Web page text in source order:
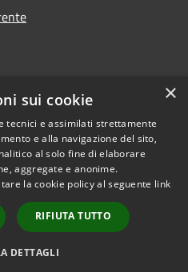
Copyright © 2026 • Provincia
del Sulcis Iglesiente • Powered
byMunicipium
Accesso
redazione
×
sui cookie
tecnici e assimilati strettamente
e alla navigazione del sito,
al solo fine di elaborare
aggregate e anonime.
la cookie policy al seguente link
RIFIUTA TUTTO
DETTAGLI